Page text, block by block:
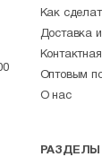
Как
Доставка
Оптовым
О нас
РАЗДЕЛЫ